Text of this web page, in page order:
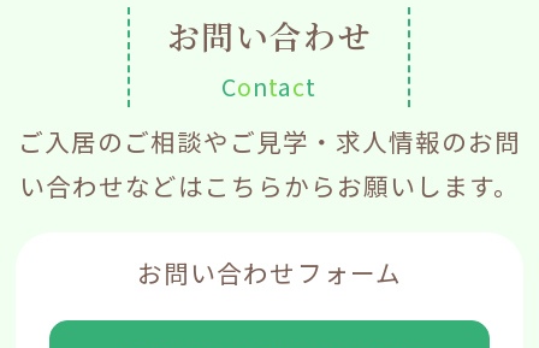
お問い合わせ
Contact
ご入居のご相談やご見学・求人情報のお問
い合わせなどはこちらからお願いします。
お問い合わせフォーム